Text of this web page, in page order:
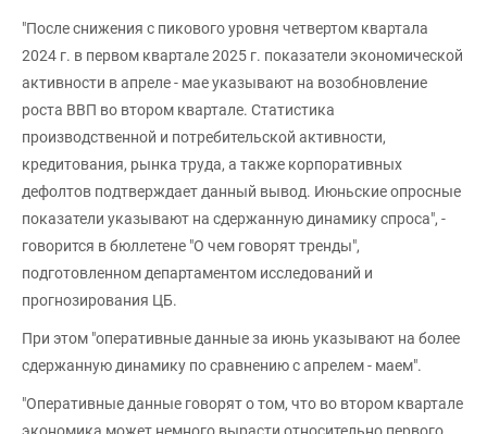
"После снижения с пикового уровня четвертом квартала
2024 г. в первом квартале 2025 г. показатели экономической
активности в апреле - мае указывают на возобновление
роста ВВП во втором квартале. Статистика
производственной и потребительской активности,
кредитования, рынка труда, а также корпоративных
дефолтов подтверждает данный вывод. Июньские опросные
показатели указывают на сдержанную динамику спроса", -
говорится в бюллетене "О чем говорят тренды",
подготовленном департаментом исследований и
прогнозирования ЦБ.
При этом "оперативные данные за июнь указывают на более
сдержанную динамику по сравнению с апрелем - маем".
"Оперативные данные говорят о том, что во втором квартале